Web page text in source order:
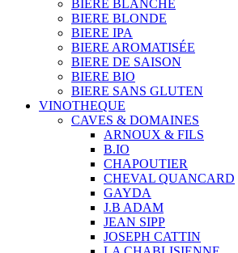
BIERE BLANCHE
BIERE BLONDE
BIERE IPA
BIERE AROMATISÉE
BIERE DE SAISON
BIERE BIO
BIERE SANS GLUTEN
VINOTHEQUE
CAVES & DOMAINES
ARNOUX & FILS
B.IO
CHAPOUTIER
CHEVAL QUANCARD
GAYDA
J.B ADAM
JEAN SIPP
JOSEPH CATTIN